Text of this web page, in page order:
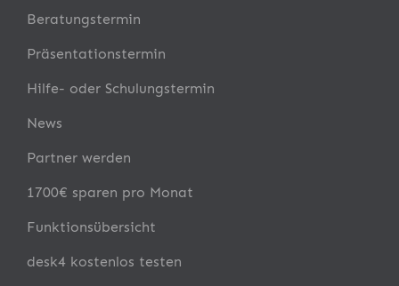
Beratungstermin
Präsentationstermin
Hilfe- oder Schulungstermin
News
Partner werden
1700€ sparen pro Monat
Funktionsübersicht
desk4 kostenlos testen